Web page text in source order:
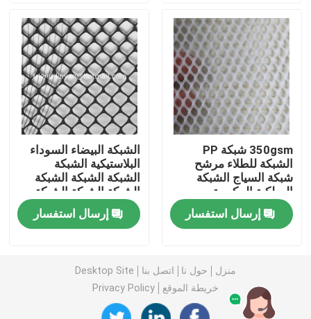
ضبط الجودة
اتصل بنا
طلب اقتباس
Russian website
الستار المغناطيسي للباب
شاشة النافذة
شبكة ظلال PE
350gsm شبكة PP
الشبكة للطلاء مرشح
شبكة السياج الشبكة
السلكية المكبسة
إرسال استفسار
الشبكة البيضاء السوداء
البلاستيكية الشبكة
الشبكة الشبكة الشبكة
الشبكة الشبكة الشبكة
الشبكة الشبكة الشبكة
الشبكةإرسال استفسار
منزل حول نا اتصل بنا
Desktop Site
خريطة الموقع
Privacy Policy